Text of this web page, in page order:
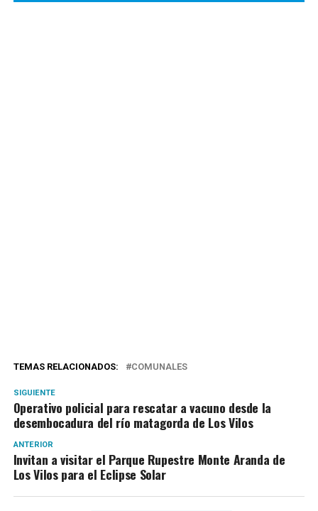
TEMAS RELACIONADOS: COMUNALES
SIGUIENTE
Operativo policial para rescatar a vacuno desde la
desembocadura del río matagorda de Los Vilos
ANTERIOR
Invitan a visitar el Parque Rupestre Monte Aranda de
Los Vilos para el Eclipse Solar